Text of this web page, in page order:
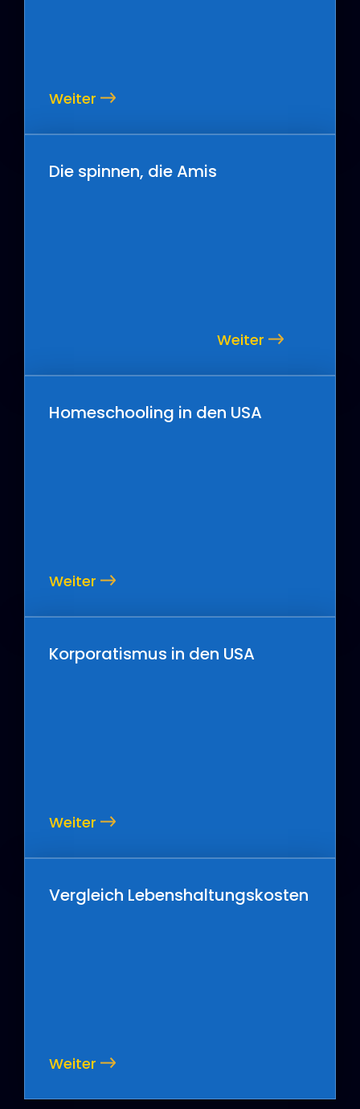
Weiter
Die spinnen, die Amis
Weiter
Homeschooling in den USA
Weiter
Korporatismus in den USA
Weiter
Vergleich Lebenshaltungskosten
Weiter